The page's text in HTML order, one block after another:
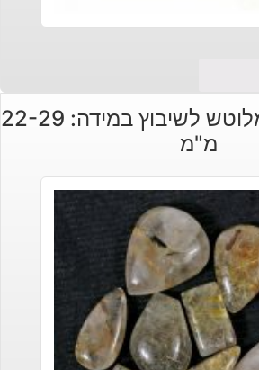
רוטילייד קוורץ מלוטש לשיבוץ במידה: 22-29
מ"מ